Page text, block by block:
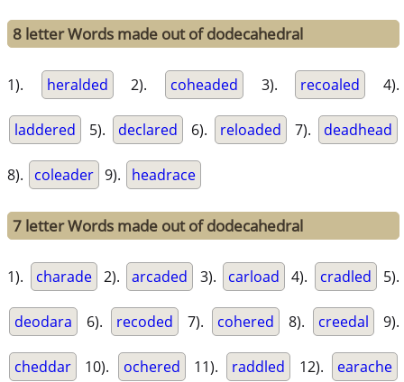
8 letter Words made out of dodecahedral
1). heralded 2). coheaded 3). recoaled 4).
laddered 5). declared 6). reloaded 7). deadhead
8). coleader 9). headrace
7 letter Words made out of dodecahedral
1). charade 2). arcaded 3). carload 4). cradled 5).
deodara 6). recoded 7). cohered 8). creedal 9).
cheddar 10). ochered 11). raddled 12). earache